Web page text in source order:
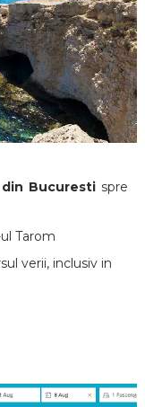
din Bucuresti spre
Tarom
verii, inclusiv in